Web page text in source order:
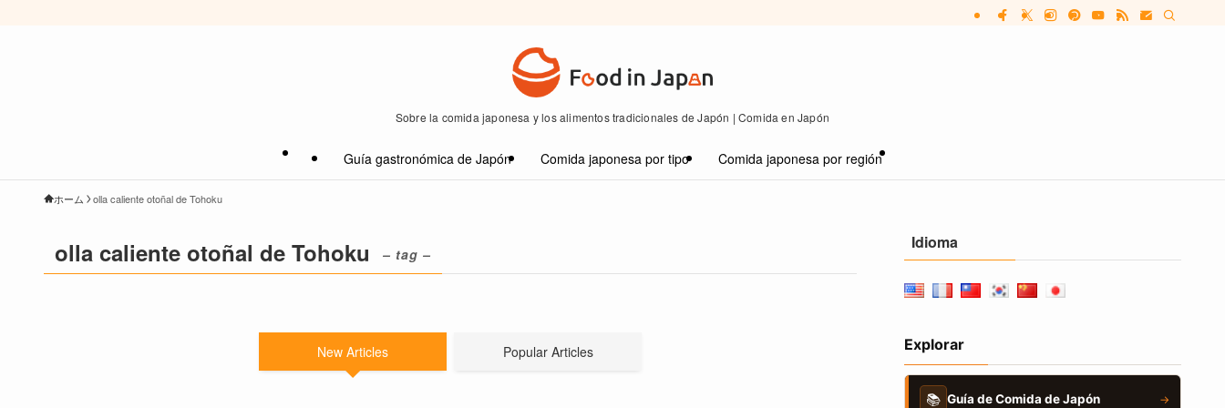
Sobre la comida japonesa y los alimentos tradicionales de Japón | Comida en Japón
Guía gastronómica de Japón Comida japonesa por tipo Comida japonesa por región
ホーム olla caliente otoñal de Tohoku
olla caliente otoñal de Tohoku – tag –
New Articles Popular Articles
Idioma
Explorar
📚 Guía de Comida de Japón →